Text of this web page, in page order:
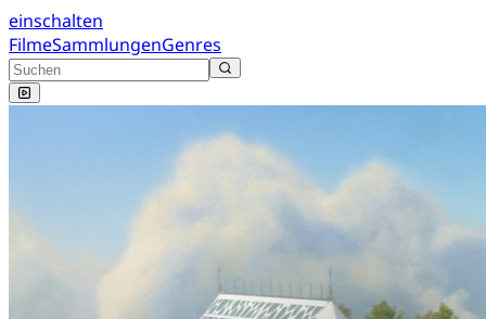
einschalten
FilmeSammlungenGenres